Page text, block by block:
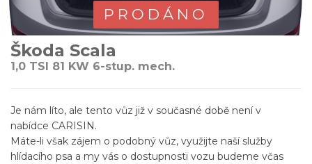
PRODÁNO
Škoda Scala
1,0 TSI 81 KW 6-stup. mech.
Je nám líto, ale tento vůz již v současné době není v
nabídce CARISIN.
Máte-li však zájem o podobný vůz, využijte naší služby
hlídacího psa a my vás o dostupnosti vozu budeme včas